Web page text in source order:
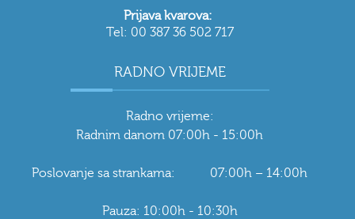
Prijava kvarova:
Tel: 00 387 36 502 717
RADNO VRIJEME
Radno vrijeme:
Radnim danom 07:00h - 15:00h
Poslovanje sa strankama: 07:00h – 14:00h
Pauza: 10:00h - 10:30h